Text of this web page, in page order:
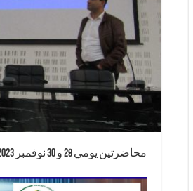
محاضرتين يومي 29 و 30 نوفمبر 2023